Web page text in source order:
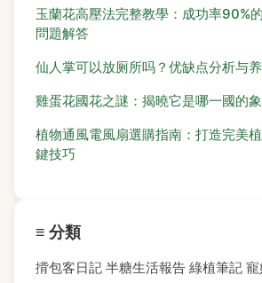
玉蘭花高壓法完整教學：成功率90%
問題解答
仙人掌可以放厕所吗？优缺点分析与
雞蛋花國花之謎：揭曉它是哪一國的
植物通風電風扇選購指南：打造完美
鍵技巧
≡ 分類
揹包客日記 半糖生活報告 綠植筆記 寵